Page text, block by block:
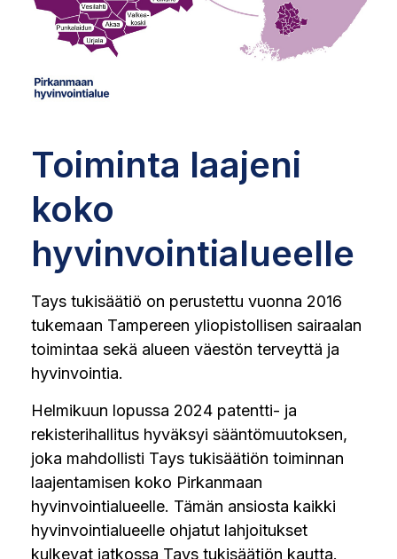
Toiminta laajeni
koko
hyvinvointialueelle
Tays tukisäätiö on perustettu vuonna 2016
tukemaan Tampereen yliopistollisen sairaalan
toimintaa sekä alueen väestön terveyttä ja
hyvinvointia.
Helmikuun lopussa 2024 patentti- ja
rekisterihallitus hyväksyi sääntömuutoksen,
joka mahdollisti Tays tukisäätiön toiminnan
laajentamisen koko Pirkanmaan
hyvinvointialueelle. Tämän ansiosta kaikki
hyvinvointialueelle ohjatut lahjoitukset
kulkevat jatkossa Tays tukisäätiön kautta.